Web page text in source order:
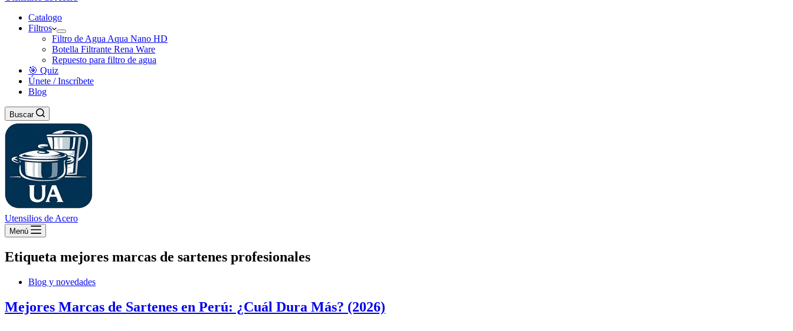
Catalogo
Filtros
Filtro de Agua Aqua Nano HD
Botella Filtrante Rena Ware
Repuesto para filtro de agua
🎯 Quiz
Únete / Inscríbete
Blog
Buscar
Utensilios de Acero
Menú
Etiqueta mejores marcas de sartenes profesionales
Blog y novedades
Mejores Marcas de Sartenes en Perú: ¿Cuál Dura Más? (2026)